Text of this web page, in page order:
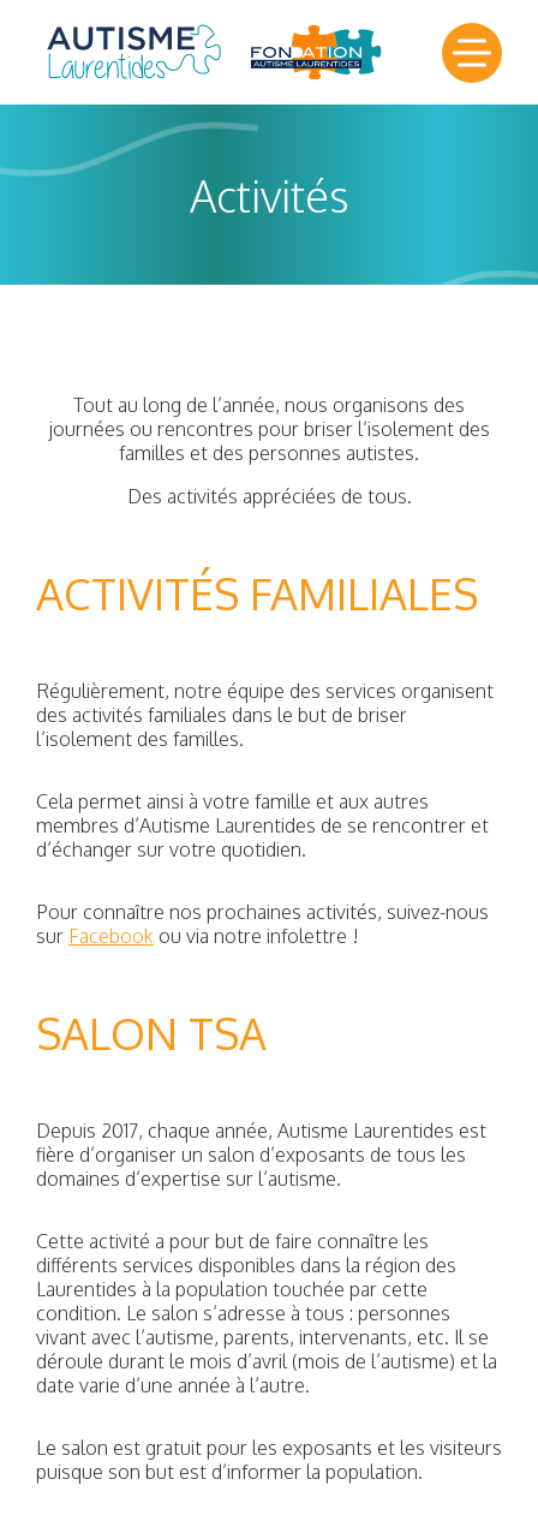
Activités
Tout au long de l’année, nous organisons des
journées ou rencontres pour briser l’isolement des
familles et des personnes autistes.
Des activités appréciées de tous.
ACTIVITÉS FAMILIALES
Régulièrement, notre équipe des services organisent
des activités familiales dans le but de briser
l’isolement des familles.
Cela permet ainsi à votre famille et aux autres
membres d’Autisme Laurentides de se rencontrer et
d’échanger sur votre quotidien.
Pour connaître nos prochaines activités, suivez-nous
sur Facebook ou via notre infolettre !
SALON TSA
Depuis 2017, chaque année, Autisme Laurentides est
fière d’organiser un salon d’exposants de tous les
domaines d’expertise sur l’autisme.
Cette activité a pour but de faire connaître les
différents services disponibles dans la région des
Laurentides à la population touchée par cette
condition. Le salon s’adresse à tous : personnes
vivant avec l’autisme, parents, intervenants, etc. Il se
déroule durant le mois d’avril (mois de l’autisme) et la
date varie d’une année à l’autre.
Le salon est gratuit pour les exposants et les visiteurs
puisque son but est d’informer la population.